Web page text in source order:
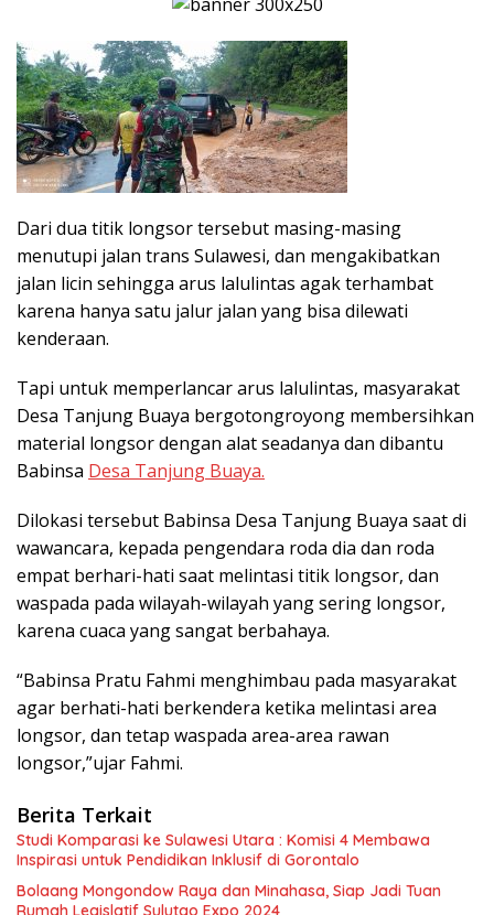
Dari dua titik longsor tersebut masing-masing
menutupi jalan trans Sulawesi, dan mengakibatkan
jalan licin sehingga arus lalulintas agak terhambat
karena hanya satu jalur jalan yang bisa dilewati
kenderaan.
Tapi untuk memperlancar arus lalulintas, masyarakat
Desa Tanjung Buaya bergotongroyong membersihkan
material longsor dengan alat seadanya dan dibantu
Babinsa Desa Tanjung Buaya.
Dilokasi tersebut Babinsa Desa Tanjung Buaya saat di
wawancara, kepada pengendara roda dia dan roda
empat berhari-hati saat melintasi titik longsor, dan
waspada pada wilayah-wilayah yang sering longsor,
karena cuaca yang sangat berbahaya.
“Babinsa Pratu Fahmi menghimbau pada masyarakat
agar berhati-hati berkendera ketika melintasi area
longsor, dan tetap waspada area-area rawan
longsor,”ujar Fahmi.
Berita Terkait
Studi Komparasi ke Sulawesi Utara : Komisi 4 Membawa
Inspirasi untuk Pendidikan Inklusif di Gorontalo
Bolaang Mongondow Raya dan Minahasa, Siap Jadi Tuan
Rumah Legislatif Sulutgo Expo 2024